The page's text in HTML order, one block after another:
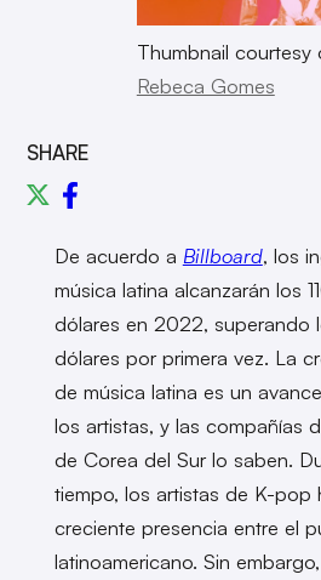
Thumbnail courtesy
Rebeca Gomes
SHARE
De acuerdo a Billboard, los
música latina alcanzarán los
dólares en 2022, superando
dólares por primera vez. La
de música latina es un
los artistas, y las compañías
de Corea del Sur lo saben.
tiempo, los artistas de K-pop
creciente presencia entre el
latinoamericano. Sin